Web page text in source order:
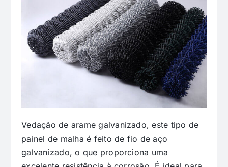
Vedação de arame galvanizado, este tipo de
painel de malha é feito de fio de aço
galvanizado, o que proporciona uma